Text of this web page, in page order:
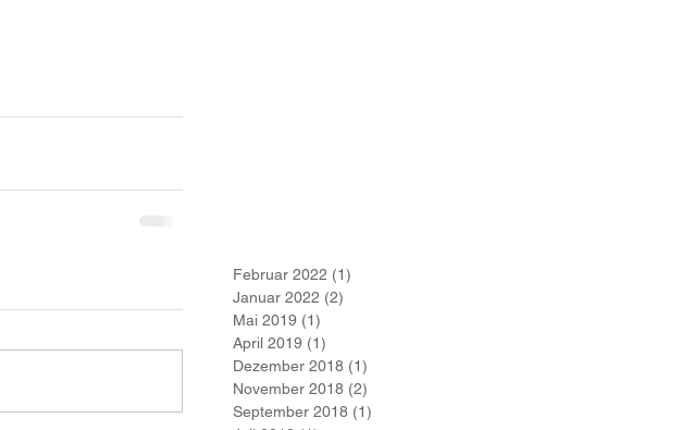
Februar 2022 (1)
Januar 2022 (2)
Mai 2019 (1)
April 2019 (1)
Dezember 2018 (1)
November 2018 (2)
September 2018 (1)